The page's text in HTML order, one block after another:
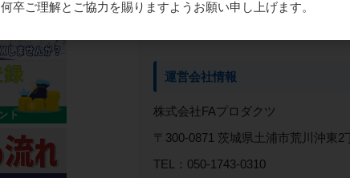
運営会社情報
株式会社FAプロダクツ
〒300-0871 茨城県土浦市荒川沖東
TEL：050-1743-0310
何卒ご理解とご協力を賜りますようお願い申し上げます。